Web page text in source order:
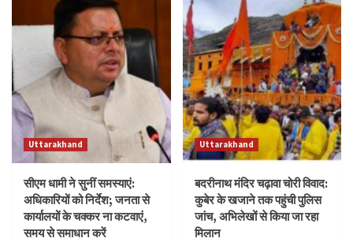
Uttarakhand
सीएम धामी ने सुनीं समस्याएं:
अधिकारियों को निर्देश; जनता से
कार्यालयों के चक्कर ना कटवाएं,
समय से समाधान करें
Uttarakhand
बदरीनाथ मंदिर चढ़ावा चोरी विवाद:
कुबेर के खजाने तक पहुंची पुलिस
जांच, अभिलेखों से किया जा रहा
मिलान